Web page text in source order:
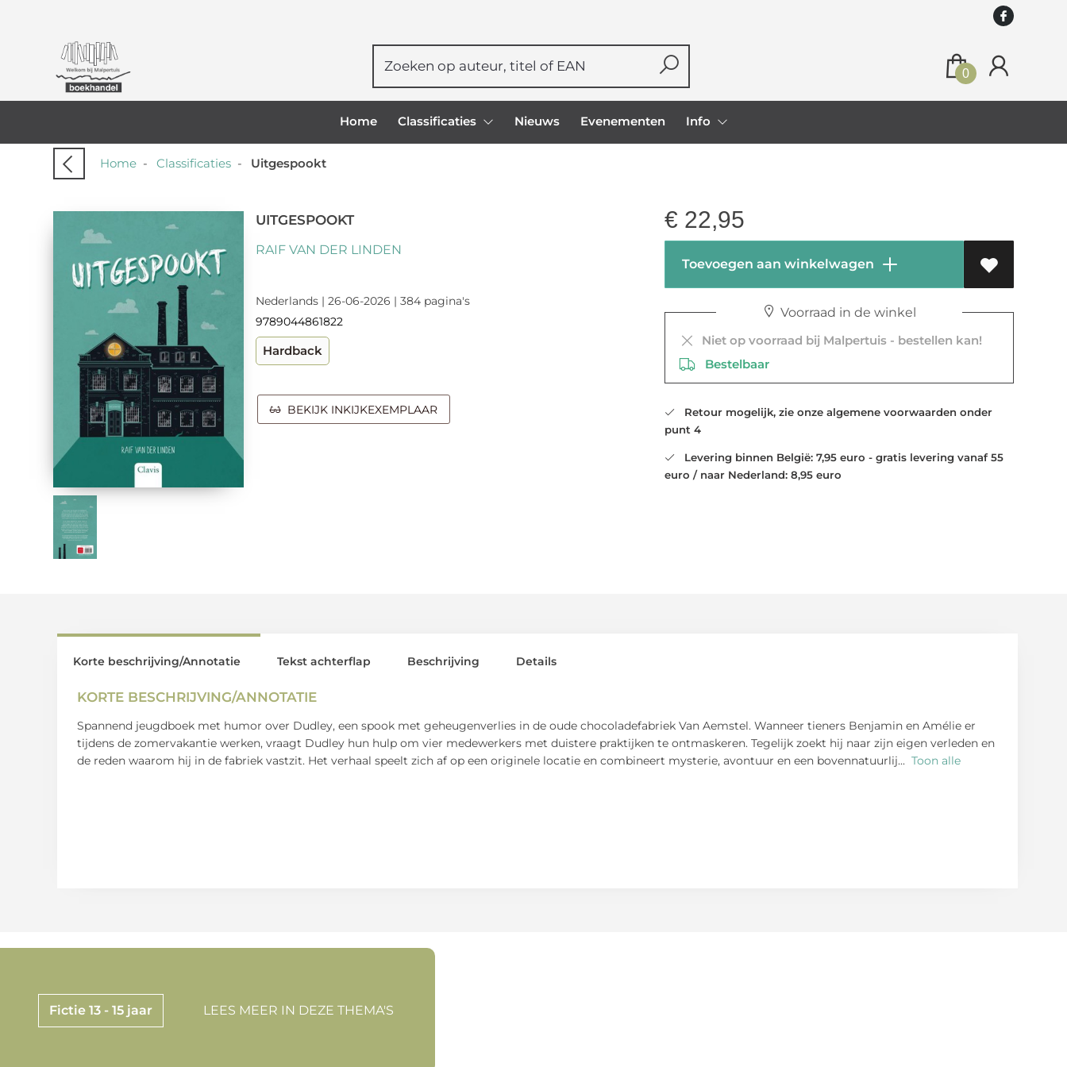
0
Home Classificaties Nieuws Evenementen Info
Home - Classificaties - Uitgespookt
UITGESPOOKT
RAIF VAN DER LINDEN
Nederlands | 26-06-2026 | 384 pagina's
9789044861822
Hardback
BEKIJK INKIJKEXEMPLAAR
€ 22,95
Toevoegen aan winkelwagen
Voorraad in de winkel
Niet op voorraad bij Malpertuis - bestellen kan!
Bestelbaar
Retour mogelijk, zie onze algemene voorwaarden onder
punt 4
Levering binnen België: 7,95 euro - gratis levering vanaf 55
euro / naar Nederland: 8,95 euro
Korte beschrijving/Annotatie
KORTE BESCHRIJVING/ANNOTATIE
Spannend jeugdboek met humor over Dudley, een spook met geheugenverlies in de oude chocoladefabriek Van Aemstel. Wanneer tieners Benjamin en Amélie er
tijdens de zomervakantie werken, vraagt Dudley hun hulp om vier medewerkers met duistere praktijken te ontmaskeren. Tegelijk zoekt hij naar zijn eigen verleden en
de reden waarom hij in de fabriek vastzit. Het verhaal speelt zich af op een originele locatie en combineert mysterie, avontuur en een bovennatuurlij... Toon alle
Tekst achterflap Beschrijving Details
Fictie 13 - 15 jaar LEES MEER IN DEZE THEMA'S